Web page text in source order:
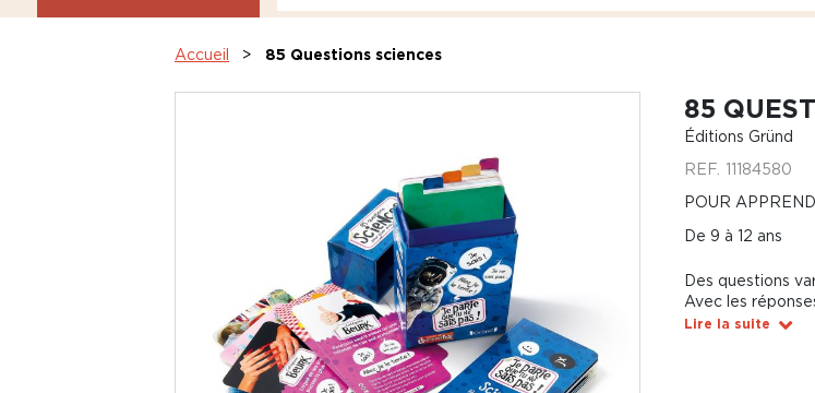
Accueil 85 Questions sciences
85
Éditions Gründ
REF. 11184580
POUR
De 9 à 12 ans
Des questions
Avec les
Lire la suite